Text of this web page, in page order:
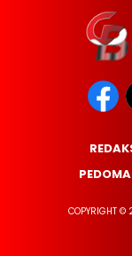
COPYRIGHT ©